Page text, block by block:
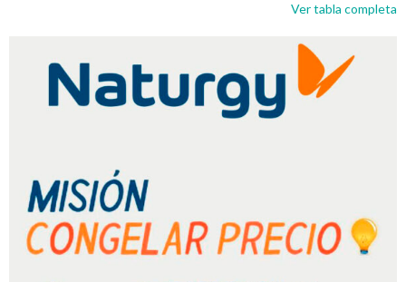
Ver tabla completa